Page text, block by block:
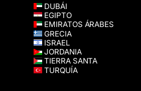
DUBÁI
EGIPTO
EMIRATOS ÁRABES
GRECIA
ISRAEL
JORDANIA
TIERRA SANTA
TURQUÍA